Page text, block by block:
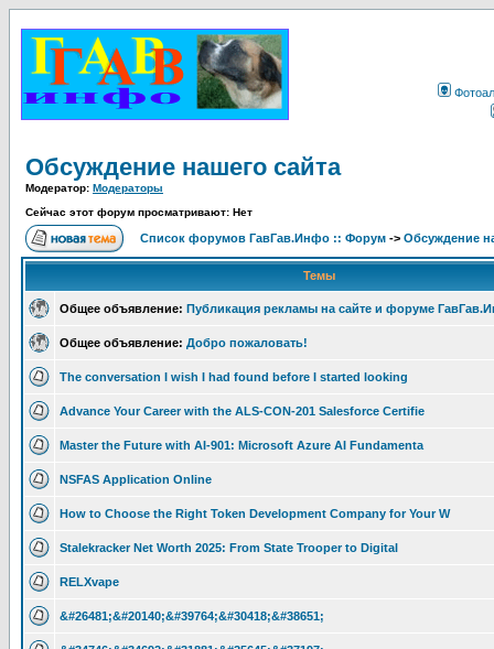
Обсуждение нашего сайта
Модератор: Модераторы
Сейчас этот форум просматривают: Нет
Список форумов ГавГав.Инфо :: Форум -> Обсуждение
Темы
Общее объявление: Публикация рекламы на сайте и форуме
Общее объявление: Добро пожаловать!
The conversation I wish I had found before I started looking
Advance Your Career with the ALS-CON-201 Salesforce Certifie
Master the Future with AI-901: Microsoft Azure AI Fundamenta
NSFAS Application Online
How to Choose the Right Token Development Company for Your W
Stalekracker Net Worth 2025: From State Trooper to Digital
RELXvape
&#26481;&#20140;&#39764;&#30418;&#38651;